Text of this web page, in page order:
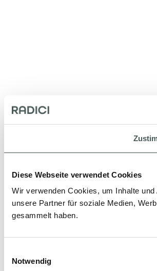
Diese Webseite verwendet Cookies
Wir verwenden Cookies, um Inhalte
unsere Partner für soziale Medien,
gesammelt haben.
Notwendig